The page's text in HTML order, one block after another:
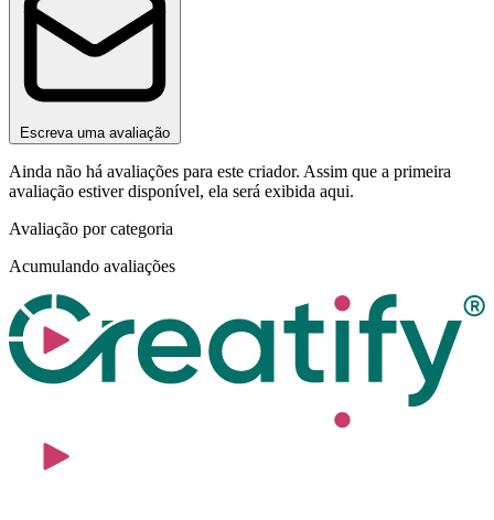
Escreva uma avaliação
Ainda não há avaliações para este criador. Assim que a primeira
avaliação estiver disponível, ela será exibida aqui.
Avaliação por categoria
Acumulando avaliações